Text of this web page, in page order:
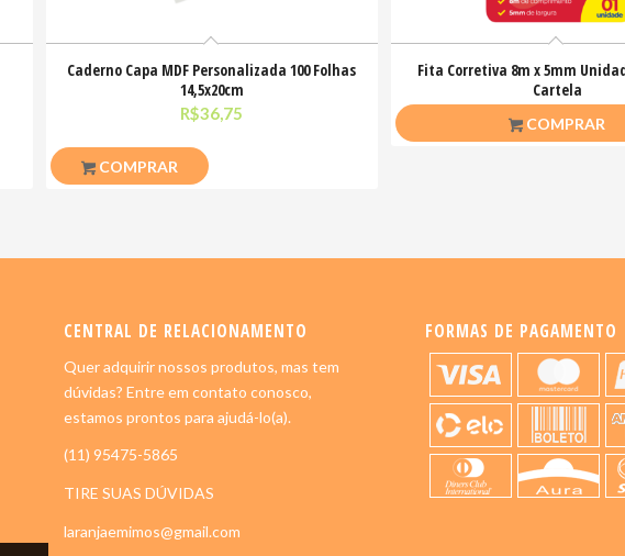
Caderno Capa MDF Personalizada 100 Folhas
14,5x20cm
R$36,75
COMPRAR
Fita Corretiva 8m x 5mm
Cartela
COMPRAR
CENTRAL DE RELACIONAMENTO
Quer adquirir nossos produtos, mas tem
dúvidas? Entre em contato conosco,
estamos prontos para ajudá-lo(a).
(11) 95475-5865
TIRE SUAS DÚVIDAS
laranjaemimos@gmail.com
FORMAS DE PAGAMENTO